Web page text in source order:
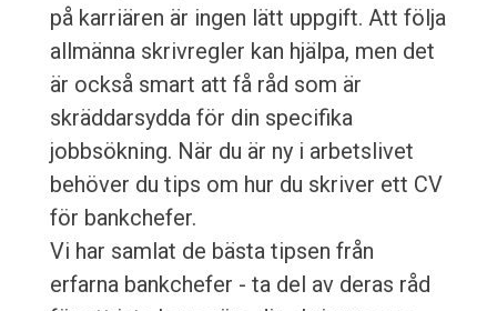
på karriären är ingen lätt uppgift. Att följa
allmänna skrivregler kan hjälpa, men det
är också smart att få råd som är
skräddarsydda för din specifika
jobbsökning. När du är ny i arbetslivet
behöver du tips om hur du skriver ett CV
för bankchefer.
Vi har samlat de bästa tipsen från
erfarna bankchefer - ta del av deras råd